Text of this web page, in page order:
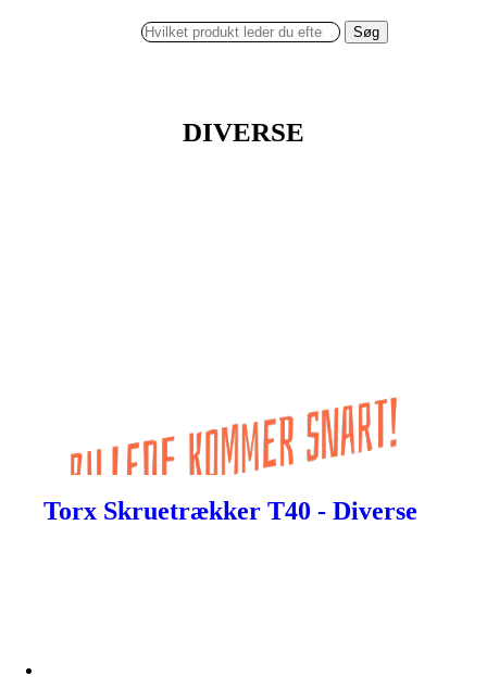
Søg
DIVERSE
Torx Skruetrækker T40 - Diverse